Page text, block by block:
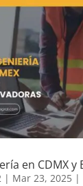
en CDMX y
| Mar 23, 2025|